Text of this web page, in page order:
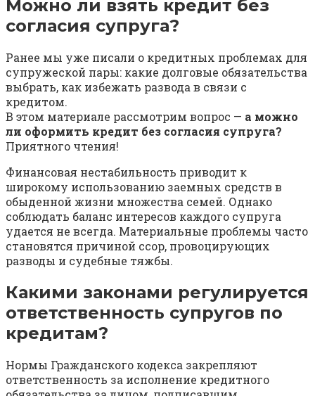
Можно ли взять кредит без
согласия супруга?
Ранее мы уже писали о кредитных проблемах для
супружеской пары: какие долговые обязательства
выбрать, как избежать развода в связи с
кредитом.
В этом материале рассмотрим вопрос — а можно
ли оформить кредит без согласия супруга?
Приятного чтения!
Финансовая нестабильность приводит к
широкому использованию заемных средств в
обыденной жизни множества семей. Однако
соблюдать баланс интересов каждого супруга
удается не всегда. Материальные проблемы часто
становятся причиной ссор, провоцирующих
разводы и судебные тяжбы.
Какими законами регулируется
ответственность супругов по
кредитам?
Нормы Гражданского кодекса закрепляют
ответственность за исполнение кредитного